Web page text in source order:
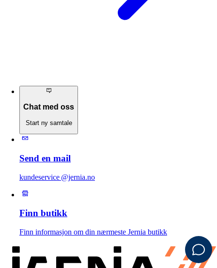
Chat med oss
Start ny samtale
Send en mail
kundeservice @jernia.no
Finn butikk
Finn informasjon om din nærmeste Jernia butikk